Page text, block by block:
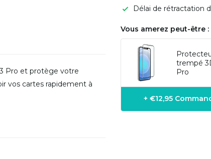
Pro et protège votre
vos cartes rapidement à
Délai de rétractation
Vous amerez peut-être :
trempé
Pro
+ €12,95